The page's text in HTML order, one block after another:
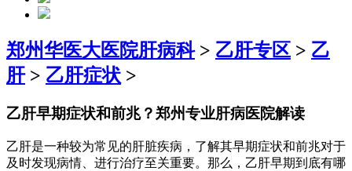
郑州华医大医院肝病科> 乙肝专区 > 乙
肝> 乙肝症状 >
乙肝早期症状和前兆？郑州专业肝病医院解读
乙肝是一种较为常见的肝脏疾病，了解其早期症状和前兆对于
及时发现病情、进行治疗至关重要。那么，乙肝早期到底有哪